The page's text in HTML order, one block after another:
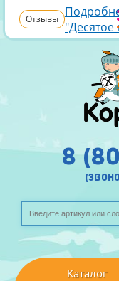
Отзывы
"Десятое
8
Каталог